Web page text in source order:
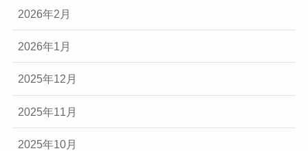
2026年2月
2026年1月
2025年12月
2025年11月
2025年10月